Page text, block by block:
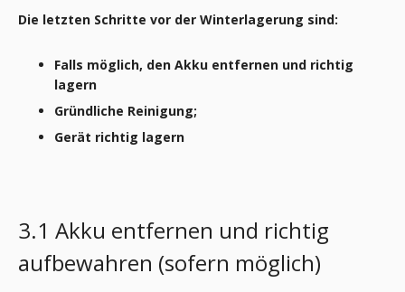
Die letzten Schritte vor der Winterlagerung sind:
Falls möglich, den Akku entfernen und richtig
lagern
Gründliche Reinigung;
Gerät richtig lagern
3.1 Akku entfernen und richtig
aufbewahren (sofern möglich)